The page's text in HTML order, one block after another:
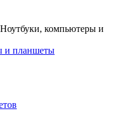
Ноутбуки, компьютеры и
и планшеты